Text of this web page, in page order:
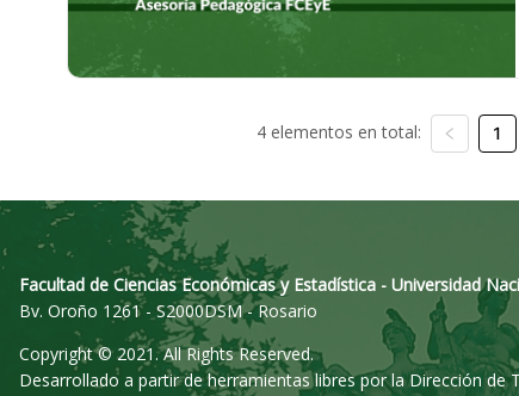
4 elementos en total: 1
Facultad de Ciencias Económicas y Estadística - Universidad
Bv. Oroño 1261 - S2000DSM - Rosario
Copyright © 2021. All Rights Reserved.
Desarrollado a partir de herramientas libres por la Dirección de